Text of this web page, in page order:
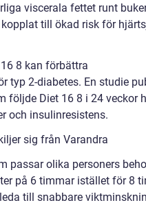
viscerala fettet runt
till ökad risk för
8 kan förbättra
typ 2-diabetes. En studie
följde Diet 16 8 i 24 veckor
och insulinresistens.
sig från Varandra
passar olika personers
på 6 timmar istället för 8
till snabbare